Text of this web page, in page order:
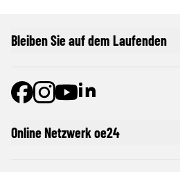
Online Netzwerk oe24
Bleiben Sie auf dem Laufenden